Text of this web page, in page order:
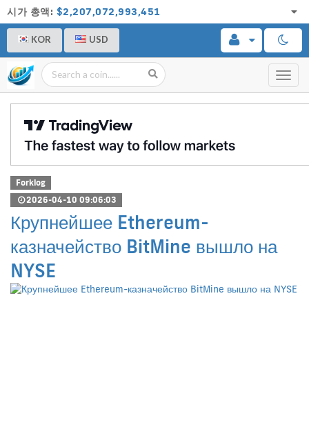
시가 총액: $2,207,072,993,451
KOR USD
Forklog
2026-04-10 09:06:03
Крупнейшее Ethereum-
казначейство BitMine вышло на
NYSE